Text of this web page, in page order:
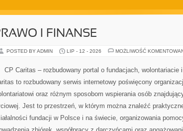
I FINANSE
POSTED BY ADMIN LIP - 12 - 2026 MOŻLIWOŚĆ
CP Caritas – rozbudowany portal o fundacjach, wolontariacie
to rozbudowany serwis internetowy poświęcony
oraz różnym sposobom wspierania osób
Jest to przestrzeń, w którym można znaleźć
fundacji w Polsce i na świecie, organizowania